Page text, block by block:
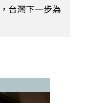
台灣下一步為